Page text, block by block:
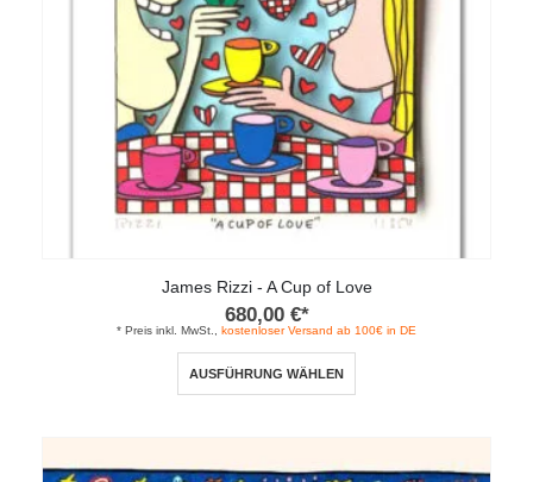
James Rizzi - A Cup of Love
680,00 €*
* Preis inkl. MwSt., kostenloser Versand ab 100€ in DE
AUSFÜHRUNG WÄHLEN
Varianten